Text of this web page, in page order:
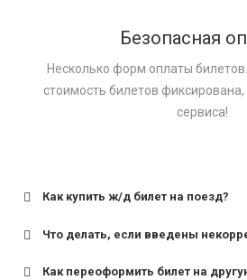
Безопасная
Несколько форм оплаты
стоимость билетов
сервиса!
Как купить ж/д билет на поезд?
Что делать, если введены
Как переоформить билет на